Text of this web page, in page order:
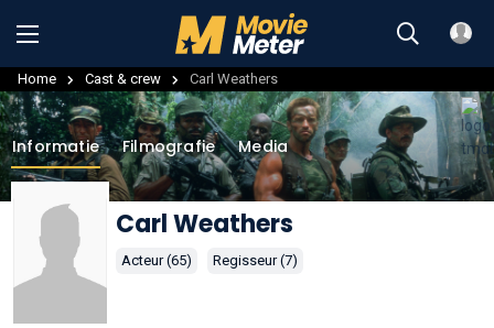
Home Cast & crew Carl Weathers
Informatie Filmografie Media
Carl Weathers
Acteur (65) Regisseur (7)